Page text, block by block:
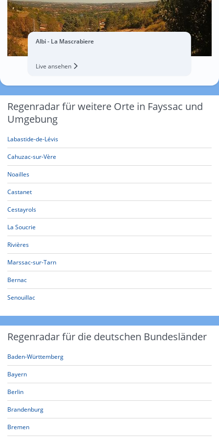
Albi - La Mascrabiere
Live ansehen
Regenradar für weitere Orte in Fayssac und
Umgebung
Labastide-de-Lévis
Cahuzac-sur-Vère
Noailles
Castanet
Cestayrols
La Soucrie
Rivières
Marssac-sur-Tarn
Bernac
Senouillac
Regenradar für die deutschen Bundesländer
Baden-Württemberg
Bayern
Berlin
Brandenburg
Bremen